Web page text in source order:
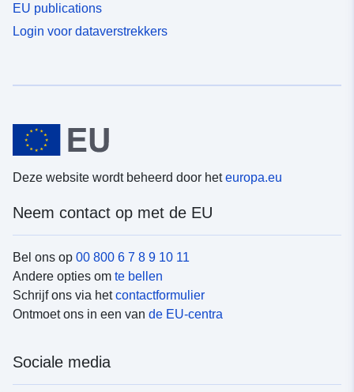
EU publications
Login voor dataverstrekkers
Deze website wordt beheerd door heteuropa.eu
Neem contact op met de EU
Bel ons op 00 800 6 7 8 9 10 11
Andere opties om te bellen
Schrijf ons via hetcontactformulier
Ontmoet ons in een van de EU-centra
Sociale media